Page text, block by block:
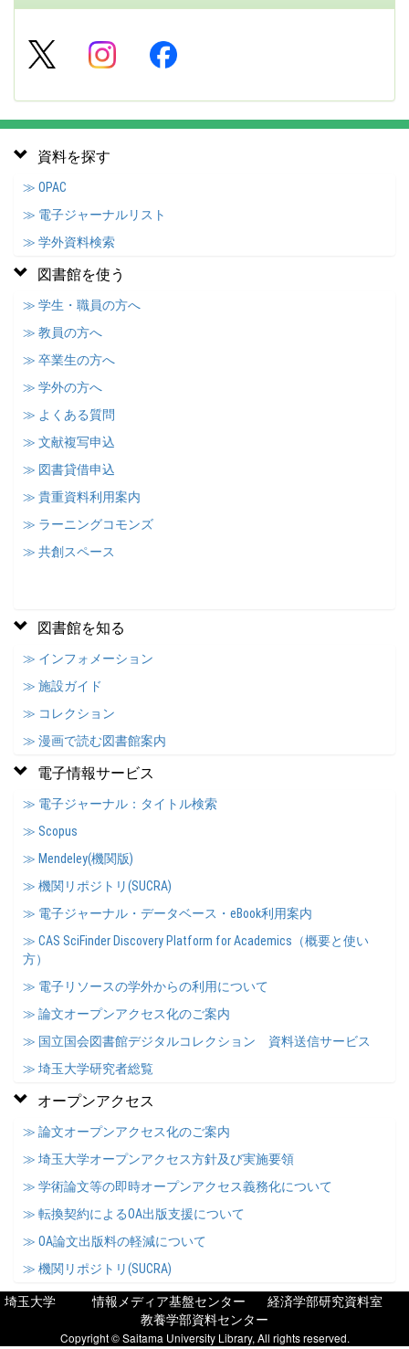
資料を探す
≫ OPAC
≫ 電子ジャーナルリスト
≫ 学外資料検索
図書館を使う
≫ 学生・職員の方へ
≫ 教員の方へ
≫ 卒業生の方へ
≫ 学外の方へ
≫ よくある質問
≫ 文献複写申込
≫ 図書貸借申込
≫ 貴重資料利用案内
≫ ラーニングコモンズ
≫ 共創スペース
図書館を知る
≫ インフォメーション
≫ 施設ガイド
≫ コレクション
≫ 漫画で読む図書館案内
電子情報サービス
≫ 電子ジャーナル：タイトル検索
≫ Scopus
≫ Mendeley(機関版)
≫ 機関リポジトリ(SUCRA)
≫ 電子ジャーナル・データベース・eBook利用案内
≫ CAS SciFinder Discovery Platform for Academics（概要と使い
方）
≫ 電子リソースの学外からの利用について
≫ 論文オープンアクセス化のご案内
≫ 国立国会図書館デジタルコレクション 資料送信サービス
≫ 埼玉大学研究者総覧
オープンアクセス
≫ 論文オープンアクセス化のご案内
≫ 埼玉大学オープンアクセス方針及び実施要領
≫ 学術論文等の即時オープンアクセス義務化について
≫ 転換契約によるOA出版支援について
≫ OA論文出版料の軽減について
≫ 機関リポジトリ(SUCRA)
埼玉大学 情報メディア基盤センター
経済学部研究資料室
教養学部資料センター
Copyright © Saitama University Library, All rights reserved.